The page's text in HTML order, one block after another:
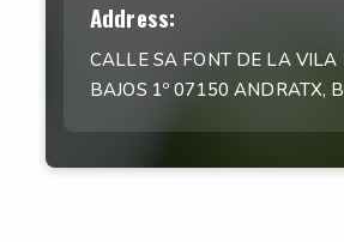
Address:
CALLE SA FONT DE LA VILA
BAJOS 1º 07150 ANDRATX,